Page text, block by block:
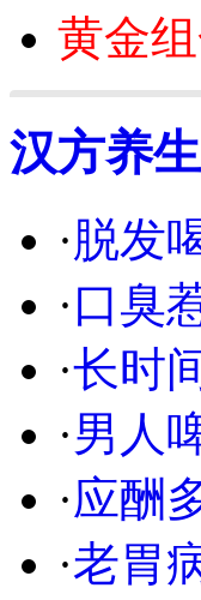
黄金
汉方养
·脱发
·口臭
·长时
·男人
·应酬
·老胃